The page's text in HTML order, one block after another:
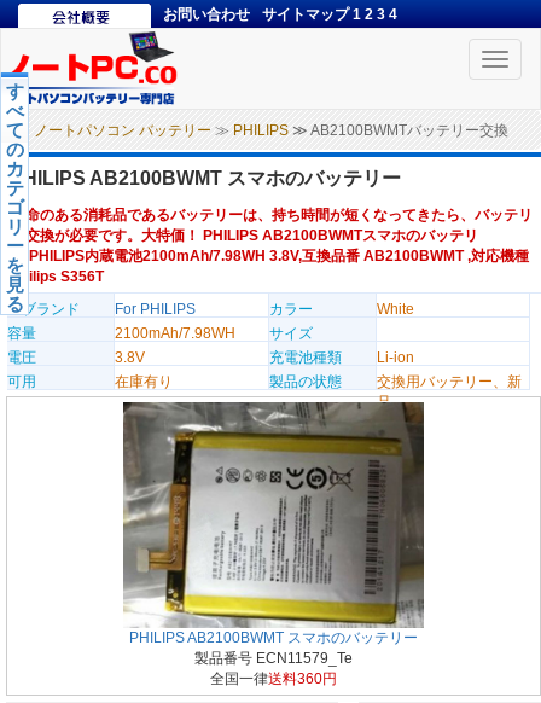
お問い合わせ サイトマップ 1 2 3 4
Toggle
ノートパソコン バッテリー ≫ PHILIPS ≫ AB2100BWMTバッテリー交換
す
べ
て
の
カ
テ
ゴ
リ
ー
を
見
る
PHILIPS AB2100BWMT スマホのバッテリー
寿命のある消耗品であるバッテリーは、持ち時間が短くなってきたら、バッテリ
ー交換が必要です。大特価！ PHILIPS AB2100BWMTスマホのバッテリ
ー,PHILIPS内蔵電池2100mAh/7.98WH 3.8V,互換品番 AB2100BWMT ,対応機種
Philips S356T
のブランド
For PHILIPS カラー
White
容量
2100mAh/7.98WH
サイズ
電圧
3.8V 充電池種類
Li-ion
可用
在庫有り 製品の状態
交換用バッテリー、新
品
PHILIPS AB2100BWMT スマホのバッテリー
製品番号 ECN11579_Te
全国一律送料360円